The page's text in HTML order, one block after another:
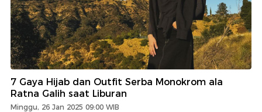
7 Gaya Hijab dan Outfit Serba Monokrom ala
Ratna Galih saat Liburan
Minggu, 26 Jan 2025 09:00 WIB